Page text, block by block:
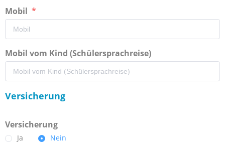
Mobil
Mobil vom Kind (Schülersprachreise)
Versicherung
Versicherung
Ja Nein